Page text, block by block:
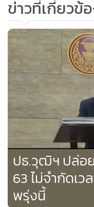
สาระไม่ขัดต่อข้อบังคับก
ของประธานวุฒิสภาจะพิ
เรื่องของการลงมติในวัน
สำคัญและเป็นประโยชน์
มากก็อาจขยายเวลากา
(21 ม.ค.)
ข่าวที่เกี่ยวข้
ปธ.วุฒิฯ ปล่อ
63 ไม่จำกัดเ
พรุ่งนี้